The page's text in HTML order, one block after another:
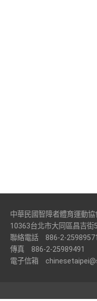
中華民國智障者體育運動協
10363台北市大同區昌吉街
聯絡電話
886-2-25989571
傳真
886-2-25989491
電子信箱